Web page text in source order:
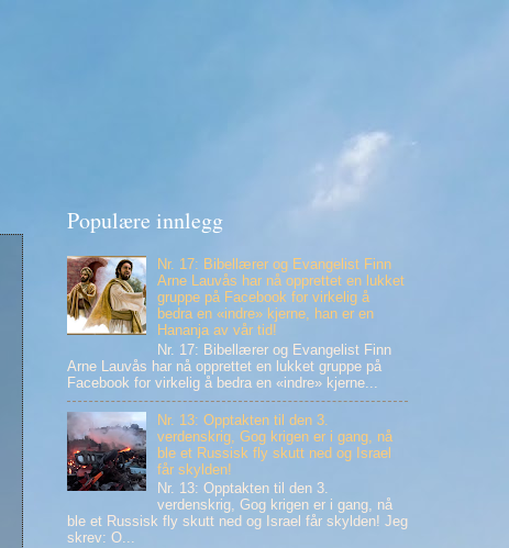
Populære innlegg
Nr. 17: Bibellærer og Evangelist Finn
Arne Lauvås har nå opprettet en lukket
gruppe på Facebook for virkelig å
bedra en «indre» kjerne, han er en
Hananja av vår tid!
Nr. 17: Bibellærer og Evangelist Finn
Arne Lauvås har nå opprettet en lukket gruppe på
Facebook for virkelig å bedra en «indre» kjerne...
Nr. 13: Opptakten til den 3.
verdenskrig, Gog krigen er i gang, nå
ble et Russisk fly skutt ned og Israel
får skylden!
Nr. 13: Opptakten til den 3.
verdenskrig, Gog krigen er i gang, nå
ble et Russisk fly skutt ned og Israel får skylden! Jeg
skrev: O...